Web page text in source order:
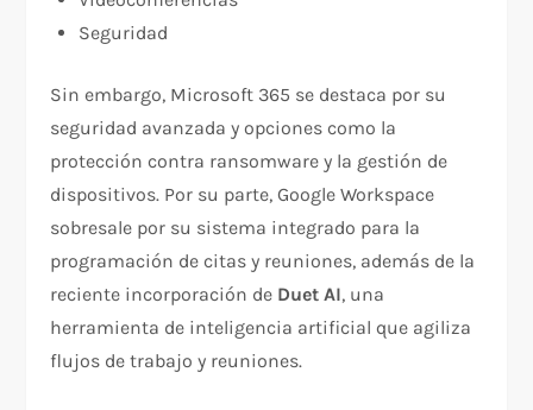
Seguridad
Sin embargo, Microsoft 365 se destaca por su
seguridad avanzada y opciones como la
protección contra ransomware y la gestión de
dispositivos. Por su parte, Google Workspace
sobresale por su sistema integrado para la
programación de citas y reuniones, además de la
reciente incorporación de Duet AI, una
herramienta de inteligencia artificial que agiliza
flujos de trabajo y reuniones.